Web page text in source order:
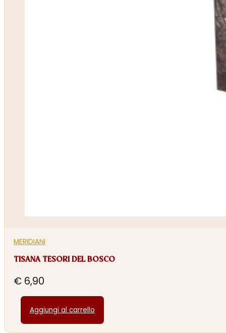
MERIDIANI
TISANA TESORI DEL BOSCO
€ 6,90
Aggiungi al carrello